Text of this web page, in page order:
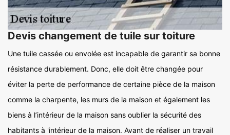
Devis changement de tuile sur toiture
Une tuile cassée ou envolée est incapable de garantir sa bonne
résistance durablement. Donc, elle doit être changée pour
éviter la perte de performance de certaine pièce de la maison
comme la charpente, les murs de la maison et également les
biens à l’intérieur de la maison sans oublier la sécurité des
habitants à 'intérieur de la maison. Avant de réaliser un travail